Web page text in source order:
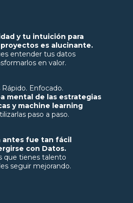
y tu intuición para
es alucinante.
entender tus datos
en valor.
Rápido. Enfocado.
mental de las estrategias
y machine learning
paso a paso.
antes fue tan fácil
con Datos.
que tienes talento
seguir mejorando.